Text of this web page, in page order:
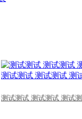
测试测试 测试测试 测试